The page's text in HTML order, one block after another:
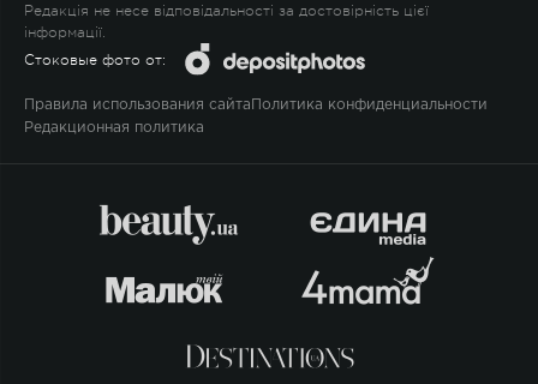
Редакція не несе відповідальності за достовірність цієї
інформації.
Стоковые фото от:
Правила использования сайта Политика конфиденциальности
Редакционная политика